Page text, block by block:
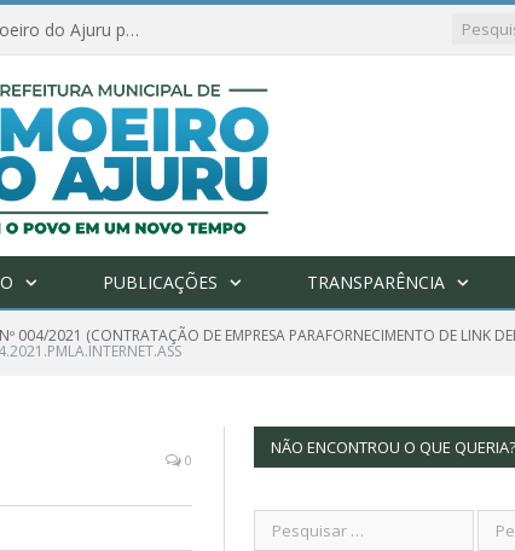
Amanhã começa nova etapa de vacinação em Limoeiro do Ajuru para idosos com 65 ou mais
PUBLICAÇÕES TRANSPARÊNCIA
004/2021 (CONTRATAÇÃO DE EMPRESA PARAFORNECIMENTO DE LINK
0
NÃO ENCONTROU O QUE QUERIA?